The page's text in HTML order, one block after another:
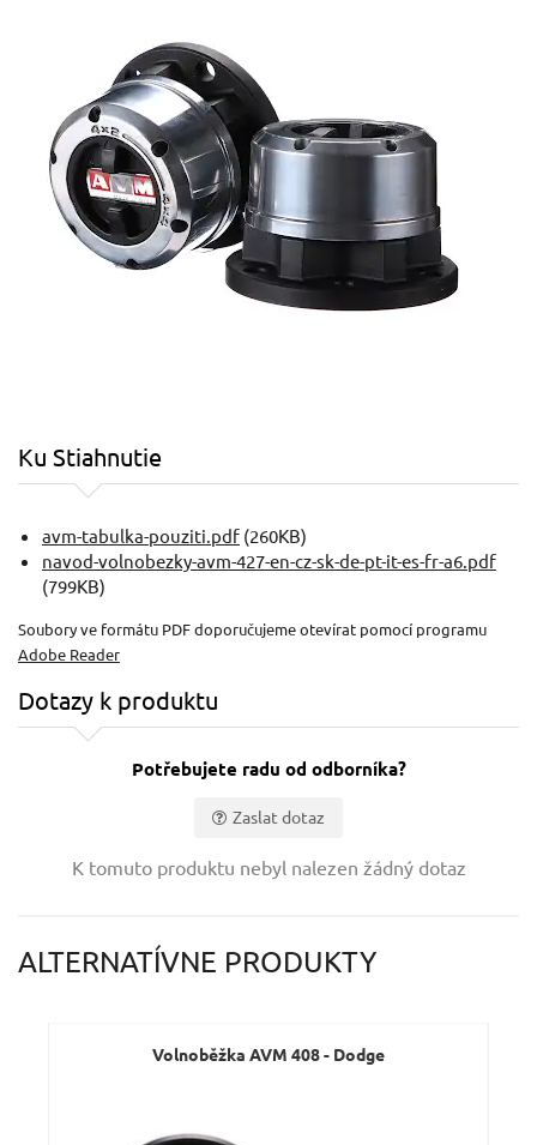
Ku Stiahnutie
avm-tabulka-pouziti.pdf (260KB)
navod-volnobezky-avm-427-en-cz-sk-de-pt-it-es-fr-a6.pdf
(799KB)
Soubory ve formátu PDF doporučujeme otevírat pomocí programu
Adobe Reader
Dotazy k produktu
Potřebujete radu od odborníka?
Zaslat dotaz
K tomuto produktu nebyl nalezen žádný dotaz
ALTERNATÍVNE PRODUKTY
Volnoběžka AVM 408 - Dodge